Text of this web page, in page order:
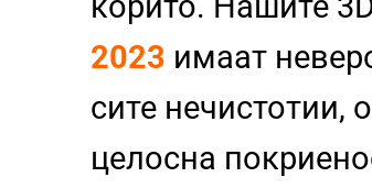
2023 имаат
сите нечистотии,
целосна